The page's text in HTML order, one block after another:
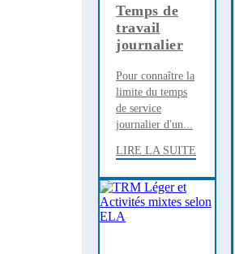
Temps de
travail
journalier
Pour connaître la
limite du temps
de service
journalier d'un...
LIRE LA SUITE